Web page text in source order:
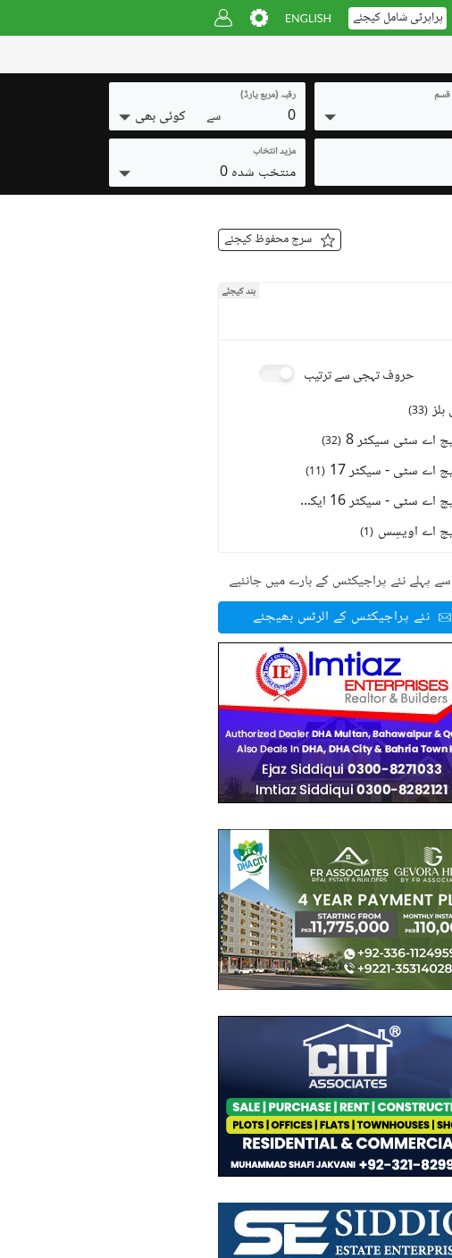
پراپرٹی شامل کیجئے
قسم رقبہ (مربع یارڈ)
0 سے کوئی بھی
مزید انتخاب
منتخب شدہ 0
سرچ محفوظ کیجئے
بند کیجئے
حروف تہجی سے ترتیب
(
33
)
اے سٹی سیکٹر 8 (
32
)
اے سٹی - سیکٹر 17 (
11
)
ڈی ایچ اے سٹی - سیکٹر 16 ایکسٹینشن
اے اویسِس (
1
)
پہلے نئے پراجیکٹس کے بارے میں جانئیے
نئے پراجیکٹس کے الرٹس بھیجئے